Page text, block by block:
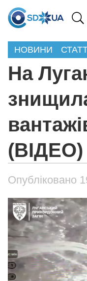
НОВИНИ
На
(ВІДЕО)
Опубліковано